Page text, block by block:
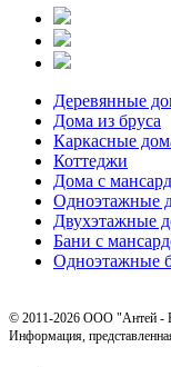
Деревянные
Дома из бруса
Каркасные
Коттеджи
Дома с
Одноэтажные
Двухэтажные
Бани с
Одноэтажные
© 2011-2026 ООО "Антей -
Информация,